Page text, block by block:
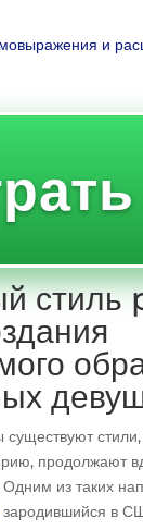
и
стиль
продолжают
из таких
зародившийся в